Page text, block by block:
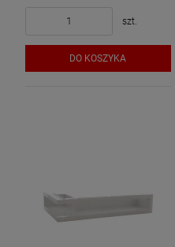
szt.
DO KOSZYKA